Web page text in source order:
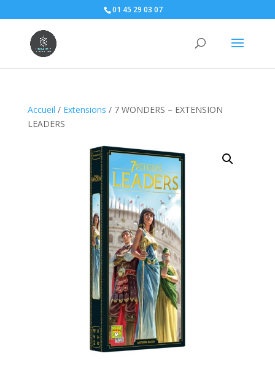
01 45 29 03 07
Accueil / Extensions / 7 WONDERS – EXTENSION
LEADERS